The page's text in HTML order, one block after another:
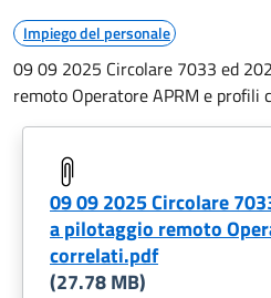
Impiego del personale
09 09 2025 Circolare 7033 ed
remoto Operatore APRM e profili
09 09 2025 Circolare
a pilotaggio remoto
correlati.pdf
(27.78 MB)